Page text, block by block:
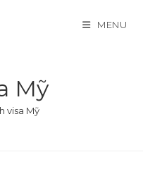
MENU
Mỹ
visa Mỹ